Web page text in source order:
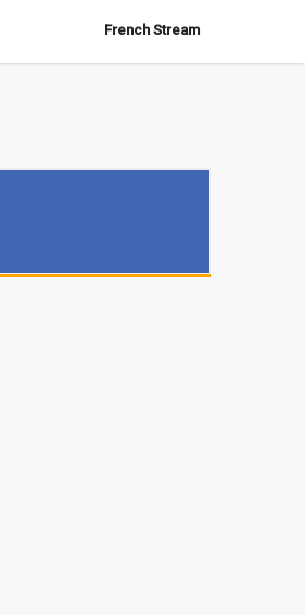
French Stream